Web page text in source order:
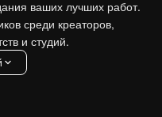
ваших лучших работ.
среди креаторов,
и студий.